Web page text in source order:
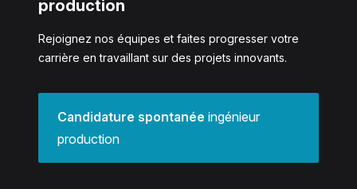
production
Rejoignez nos équipes et faites progresser votre
carrière en travaillant sur des projets innovants.
Candidature spontanée ingénieur
production